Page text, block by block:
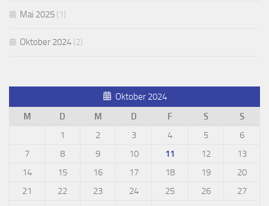
Mai 2025 (1)
Oktober 2024 (2)
Oktober 2024
M
D M D F S
S
1
2 3 4 5
6
7
8 9 10 11 12
13
14
15 16 17 18 19
20
21
22 23 24 25 26
27